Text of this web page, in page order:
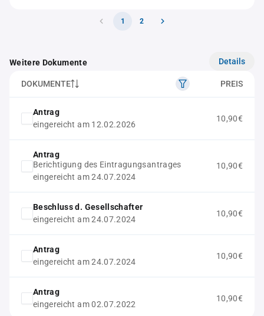
1 2
Weitere Dokumente Details
DOKUMENTE PREIS
Antrag
eingereicht am 12.02.2026
10,90€
Antrag
Berichtigung des Eintragungsantrages
eingereicht am 24.07.2024
10,90€
Beschluss d. Gesellschafter
eingereicht am 24.07.2024
10,90€
Antrag
eingereicht am 24.07.2024
10,90€
Antrag
eingereicht am 02.07.2022
10,90€